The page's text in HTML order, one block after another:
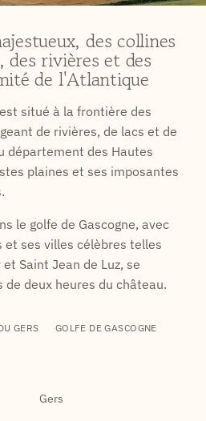
des collines
des rivières et des
de l'Atlantique
situé à la frontière des
de rivières, de lacs et de
département des Hautes
plaines et ses imposantes
le golfe de Gascogne, avec
et ses villes célèbres telles
Saint Jean de Luz, se
deux heures du château.
GERS GOLFE DE GASCOGNE
Gers